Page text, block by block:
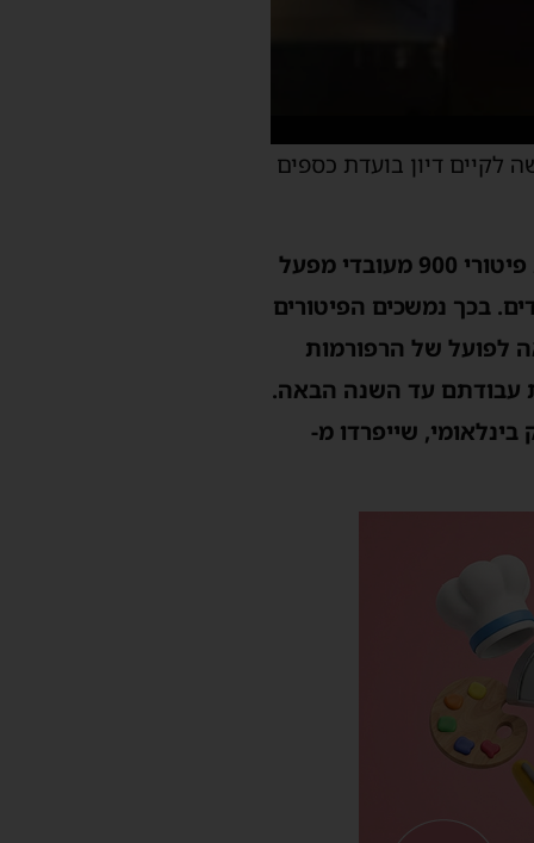
לקיים דיון בועדת כספים
״בהמשך לדיון שנערך אמש (ב') בוועדת הכספים בנושא סכנת פיטורי 900 מעובדי מפעל
כדי הדיון בוועדה התבשרנו כי חברת סודהסטרים תפטר 120 עובדים. בכך נמשכים הפיטורים
לפועל של הרפורמות
ישראל, שבו 1,000 עובדים יסיימו את עבודתם עד השנה הבאה.
2023. וכך גם בפלאפון ובזק בינלאומי, שייפרדו מ-